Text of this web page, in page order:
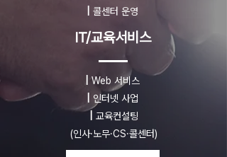
콜센터 운영
IT/교육서비스
Web 서비스
인터넷 사업
교육컨설팅
(인사·노무·CS·콜센터)